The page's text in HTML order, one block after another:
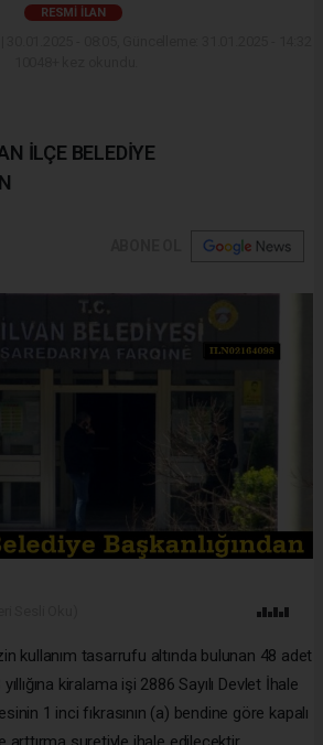
RESMI İLAN
İLÇE BELEDİYE
kullanım tasarrufu altında bulunan 48 adet
kiralama işi 2886 Sayılı Devlet İhale
1 inci fıkrasının (a) bendine göre kapalı